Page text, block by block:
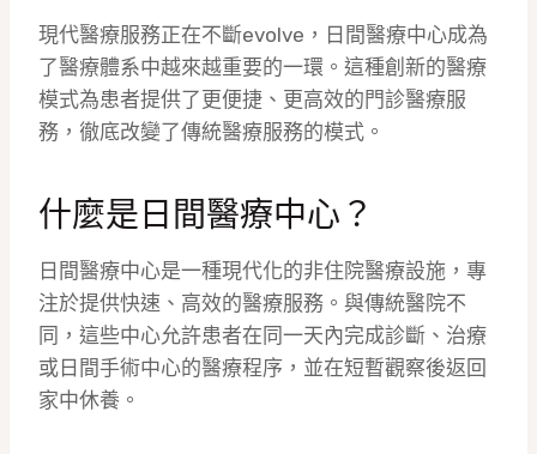
現代醫療服務正在不斷evolve，日間醫療中心成為
了醫療體系中越來越重要的一環。這種創新的醫療
模式為患者提供了更便捷、更高效的門診醫療服
務，徹底改變了傳統醫療服務的模式。
什麼是日間醫療中心？
日間醫療中心是一種現代化的非住院醫療設施，專
注於提供快速、高效的醫療服務。與傳統醫院不
同，這些中心允許患者在同一天內完成診斷、治療
或日間手術中心的醫療程序，並在短暫觀察後返回
家中休養。